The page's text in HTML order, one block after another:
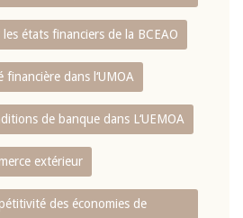
états financiers de la BCEAO
financière dans l‘UMOA
de banque dans L‘UEMOA
extérieur
des économies de